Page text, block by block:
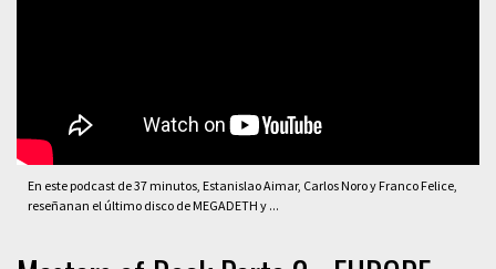
En este podcast de 37 minutos, Estanislao Aimar, Carlos Noro y Franco Felice,
reseñanan el último disco de MEGADETH y ...